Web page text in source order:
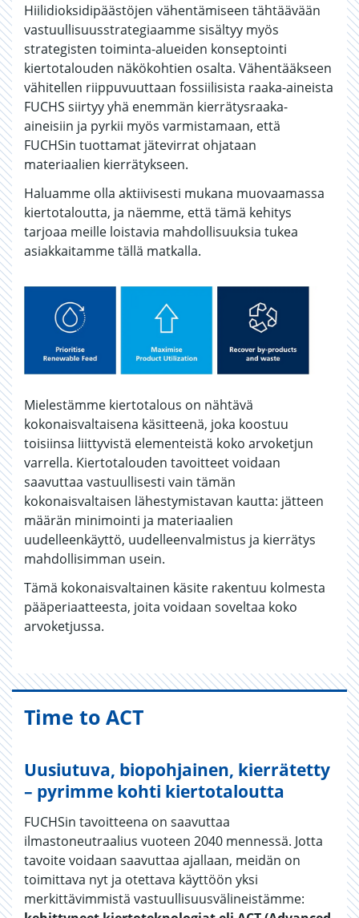
Hiilidioksidipäästöjen vähentämiseen tähtäävään
vastuullisuusstrategiaamme sisältyy myös
strategisten toiminta-alueiden konseptointi
kiertotalouden näkökohtien osalta. Vähentääkseen
vähitellen riippuvuuttaan fossiilisista raaka-aineista
FUCHS siirtyy yhä enemmän kierrätysraaka-
aineisiin ja pyrkii myös varmistamaan, että
FUCHSin tuottamat jätevirrat ohjataan
materiaalien kierrätykseen.
Haluamme olla aktiivisesti mukana muovaamassa
kiertotaloutta, ja näemme, että tämä kehitys
tarjoaa meille loistavia mahdollisuuksia tukea
asiakkaitamme tällä matkalla.
Mielestämme kiertotalous on nähtävä
kokonaisvaltaisena käsitteenä, joka koostuu
toisiinsa liittyvistä elementeistä koko arvoketjun
varrella. Kiertotalouden tavoitteet voidaan
saavuttaa vastuullisesti vain tämän
kokonaisvaltaisen lähestymistavan kautta: jätteen
määrän minimointi ja materiaalien
uudelleenkäyttö, uudelleenvalmistus ja kierrätys
mahdollisimman usein.
Tämä kokonaisvaltainen käsite rakentuu kolmesta
pääperiaatteesta, joita voidaan soveltaa koko
arvoketjussa.
Time to ACT
Uusiutuva, biopohjainen, kierrätetty
– pyrimme kohti kiertotaloutta
FUCHSin tavoitteena on saavuttaa
ilmastoneutraalius vuoteen 2040 mennessä. Jotta
tavoite voidaan saavuttaa ajallaan, meidän on
toimittava nyt ja otettava käyttöön yksi
merkittävimmistä vastuullisuusvälineistämme: